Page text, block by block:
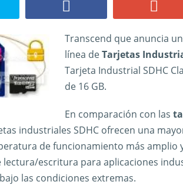
Transcend que anuncia
línea deTarjetas
Tarjeta Industrial SDHC
de 16 GB.
En comparación con las
industriales SDHC ofrecen una
de funcionamiento más amplio
lectura/escritura para aplicaciones
las condiciones extremas.